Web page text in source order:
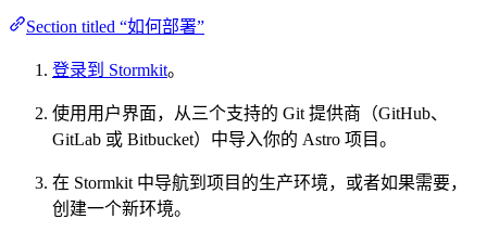
Section titled “如何部署”
登录到 Stormkit。
使用用户界面，从三个支持的 Git 提供商（GitHub、
GitLab 或 Bitbucket）中导入你的 Astro 项目。
在 Stormkit 中导航到项目的生产环境，或者如果需要，
创建一个新环境。